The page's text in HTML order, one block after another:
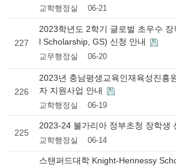
교학행정실 06-21
227
2023학년도 2학기 글로벌 초우수
l Scholarship, GS) 신청 안내
교무행정실 06-20
226
2023년 충남평생교육인재육성진흥
자 지원사업 안내
교학행정실 06-19
225
2023-24 불가리아 정부초청 장학생
교학행정실 06-14
스탠퍼드대학 Knight-Hennessy